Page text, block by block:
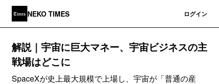
NEKO TIMES ログイン
解説｜宇宙に巨大マネー、宇宙ビジネスの主
戦場はどこに
SpaceXが史上最大規模で上場し、宇宙が「普通の産